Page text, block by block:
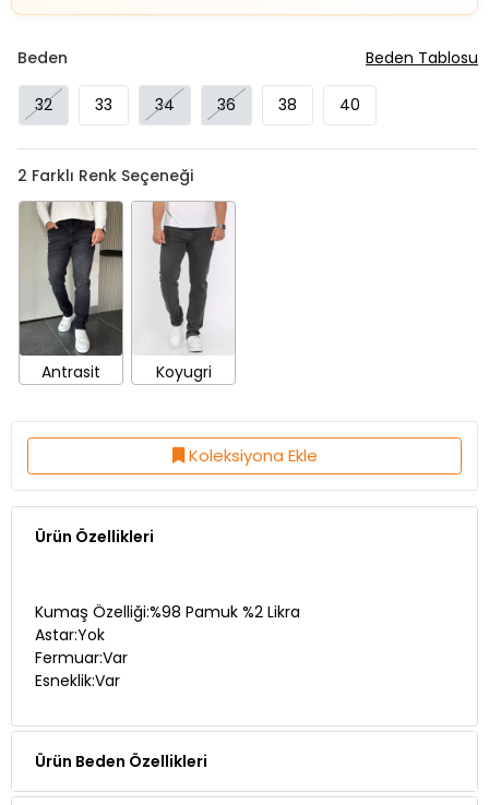
32
Antrasit Koyugri
Koleksiyona Ekle
Ürün Özellikleri
Astar:Yok
Fermuar:Var
Esneklik:Var
Ürün Beden Özellikleri
Ürün Açıklaması